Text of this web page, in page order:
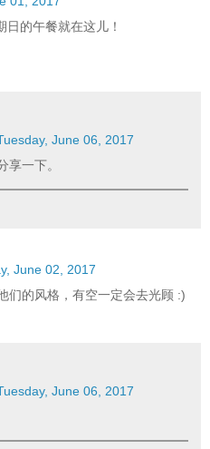
的午餐就在这儿！
June 06, 2017
享一下。
June 02, 2017
们的风格，有空一定会去光顾 :)
June 06, 2017